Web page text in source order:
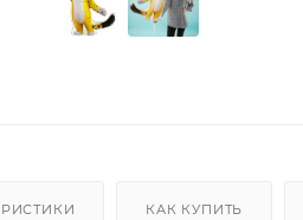
КАК КУПИТЬ